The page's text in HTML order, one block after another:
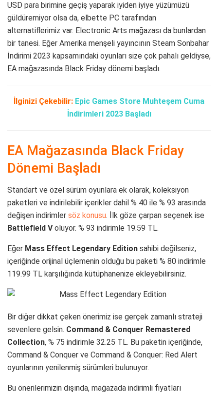
USD para birimine geçiş yaparak iyiden iyiye yüzümüzü
güldüremiyor olsa da, elbette PC tarafından
alternatiflerimiz var. Electronic Arts mağazası da bunlardan
bir tanesi. Eğer Amerika menşeli yayıncının Steam Sonbahar
İndirimi 2023 kapsamındaki oyunları size çok pahalı geldiyse,
EA mağazasında Black Friday dönemi başladı.
İlginizi Çekebilir: Epic Games Store Muhteşem Cuma
İndirimleri 2023 Başladı
EA Mağazasında Black Friday
Dönemi Başladı
Standart ve özel sürüm oyunlara ek olarak, koleksiyon
paketleri ve indirilebilir içerikler dahil % 40 ile % 93 arasında
değişen indirimler söz konusu. İlk göze çarpan seçenek ise
Battlefield Voluyor. % 93 indirimle 19.59 TL.
Eğer Mass Effect Legendary Edition sahibi değilseniz,
içeriğinde orijinal üçlemenin olduğu bu paketi % 80 indirimle
119.99 TL karşılığında kütüphanenize ekleyebilirsiniz.
Bir diğer dikkat çeken önerimiz ise gerçek zamanlı strateji
sevenlere gelsin. Command & Conquer Remastered
Collection, % 75 indirimle 32.25 TL. Bu paketin içeriğinde,
Command & Conquer ve Command & Conquer: Red Alert
oyunlarının yenilenmiş sürümleri bulunuyor.
Bu önerilerimizin dışında, mağazada indirimli fiyatları